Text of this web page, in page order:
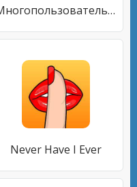
Многопользовательские игры
Never Have I Ever